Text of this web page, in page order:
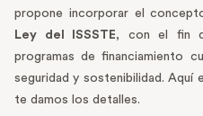
propone incorporar el
Ley del ISSSTE, con el fin
programas de financiamiento
seguridad y sostenibilidad. Aquí
te damos los detalles.